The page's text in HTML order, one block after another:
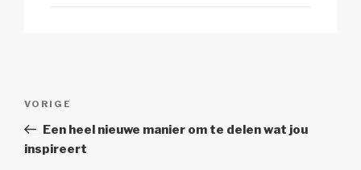
Vorig
bericht
VORIGE
Een heel nieuwe manier om te delen wat jou
inspireert